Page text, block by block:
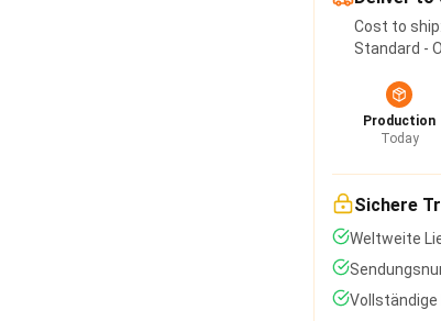
Cost to ship:
Standard -
Production
Today
Sichere
Weltweite